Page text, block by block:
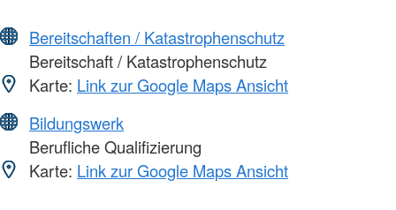
Bereitschaften / Katastrophenschutz
Bereitschaft / Katastrophenschutz
Karte: Link zur Google Maps Ansicht
Bildungswerk
Berufliche Qualifizierung
Karte: Link zur Google Maps Ansicht